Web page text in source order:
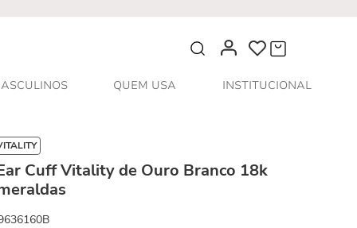
O que você procura?
QUEM USA
INSTITUCIONAL
Cuff Vitality de Ouro Branco 18k